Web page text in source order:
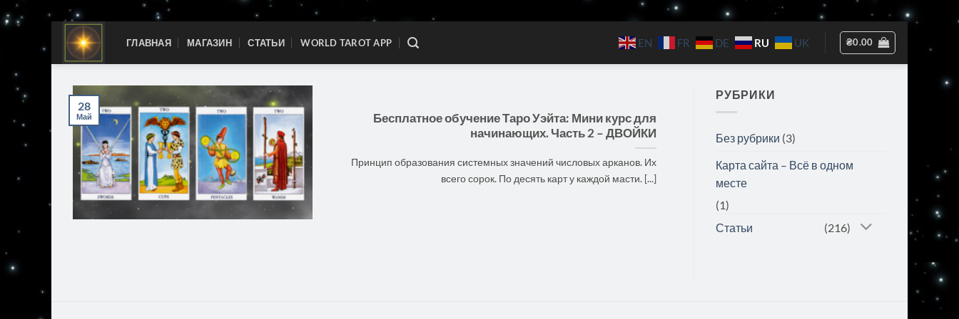
Skip
content
ГЛАВНАЯ МАГАЗИН СТАТЬИ WORLD TAROT APP EN FR DE RU UK ₴0.00
Бесплатное обучение Таро Уэйта: Мини курс для
начинающих. Часть 2 – ДВОЙКИ
Принцип образования системных значений числовых арканов. Их
всего сорок. По десять карт у каждой масти. [...]
28
Май
РУБРИКИ
Без рубрики (3)
Карта сайта – Всё в одном
месте
(1)
Статьи
(216)